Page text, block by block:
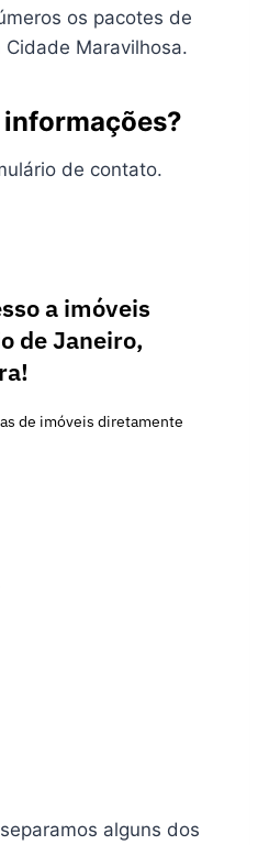
os pacotes de
Maravilhosa.
informações?
de contato.
a imóveis
de Janeiro,
de imóveis diretamente
alguns dos